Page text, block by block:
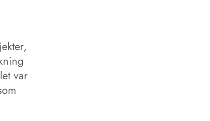
var